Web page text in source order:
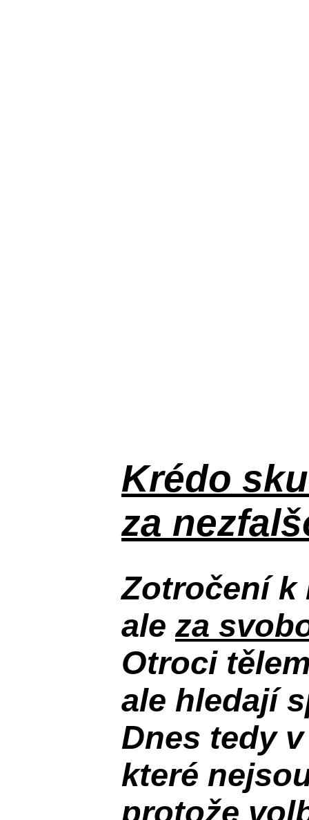
Krédo
za
Zotročení k
ale za
Otroci
ale hledají
Dnes tedy
které
protože